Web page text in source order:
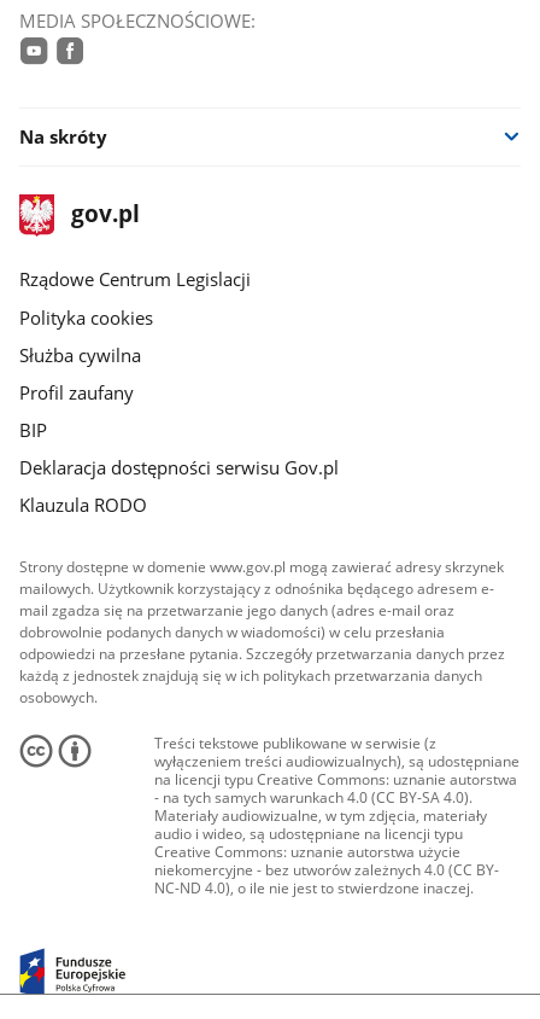
MEDIA SPOŁECZNOŚCIOWE:
Na skróty
stopka
gov.plStrona
gov.pl
Rządowe Centrum Legislacji
Polityka cookies
Służba cywilna
Profil zaufany
BIP
Deklaracja dostępności serwisu Gov.pl
Klauzula RODO
Strony dostępne w domenie www.gov.pl mogą zawierać adresy skrzynek
mailowych. Użytkownik korzystający z odnośnika będącego adresem e-
mail zgadza się na przetwarzanie jego danych (adres e-mail oraz
dobrowolnie podanych danych w wiadomości) w celu przesłania
odpowiedzi na przesłane pytania. Szczegóły przetwarzania danych przez
każdą z jednostek znajdują się w ich politykach przetwarzania danych
osobowych.
Treści tekstowe publikowane w serwisie (z
wyłączeniem treści audiowizualnych), są udostępniane
na licencji typu Creative Commons: uznanie autorstwa
- na tych samych warunkach 4.0 (CC BY-SA 4.0).
Materiały audiowizualne, w tym zdjęcia, materiały
audio i wideo, są udostępniane na licencji typu
Creative Commons: uznanie autorstwa użycie
niekomercyjne - bez utworów zależnych 4.0 (CC BY-
NC-ND 4.0), o ile nie jest to stwierdzone inaczej.